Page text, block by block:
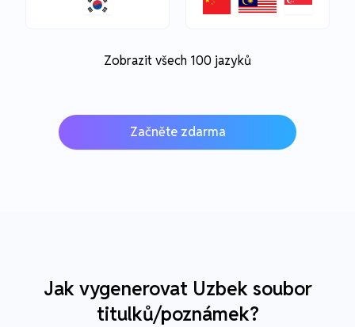
Zobrazit všech 100 jazyků
Začněte zdarma
Jak vygenerovat Uzbek soubor
titulků/poznámek?